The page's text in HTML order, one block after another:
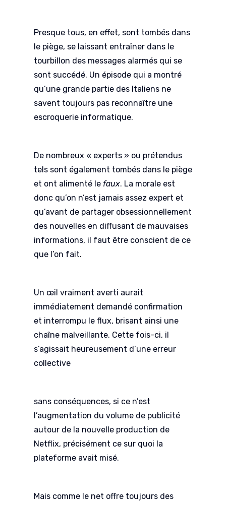
Presque tous, en effet, sont tombés dans
le piège, se laissant entraîner dans le
tourbillon des messages alarmés qui se
sont succédé. Un épisode qui a montré
qu’une grande partie des Italiens ne
savent toujours pas reconnaître une
escroquerie informatique.
De nombreux « experts » ou prétendus
tels sont également tombés dans le piège
et ont alimenté le faux. La morale est
donc qu’on n’est jamais assez expert et
qu’avant de partager obsessionnellement
des nouvelles en diffusant de mauvaises
informations, il faut être conscient de ce
que l’on fait.
Un œil vraiment averti aurait
immédiatement demandé confirmation
et interrompu le flux, brisant ainsi une
chaîne malveillante. Cette fois-ci, il
s’agissait heureusement d’une erreur
collective
sans conséquences, si ce n’est
l’augmentation du volume de publicité
autour de la nouvelle production de
Netflix, précisément ce sur quoi la
plateforme avait misé.
Mais comme le net offre toujours des